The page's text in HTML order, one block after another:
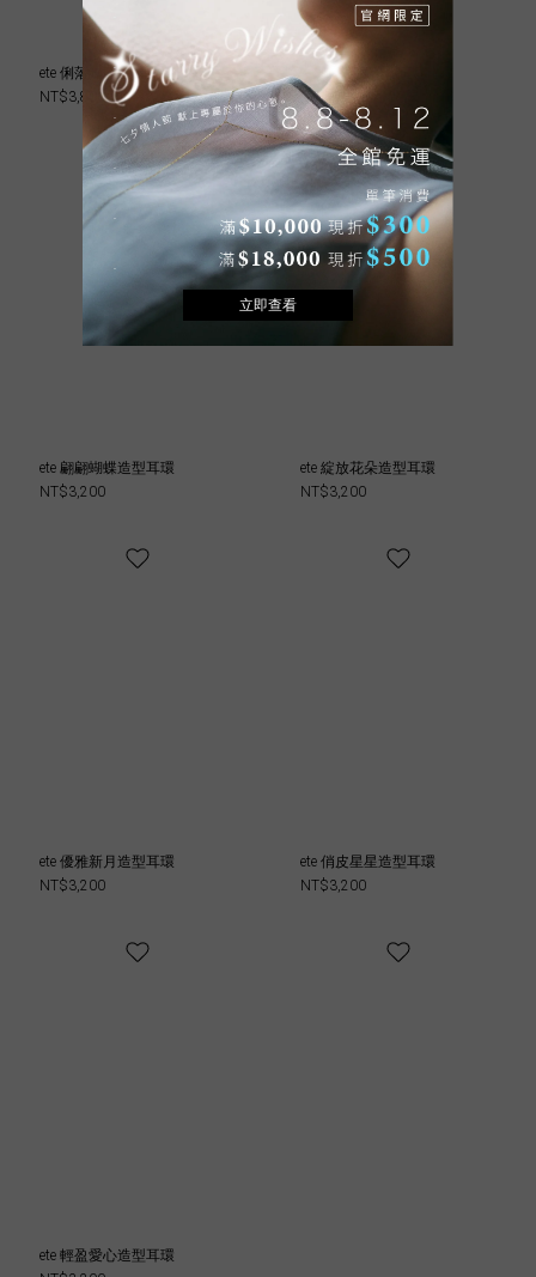
ete 俐落線條造型鑽飾耳環
NT$3,800
ete 簡約V字造型耳環
NT$3,200
ete 翩翩蝴蝶造型耳環
NT$3,200
ete 綻放花朵造型耳環
NT$3,200
ete 優雅新月造型耳環
NT$3,200
ete 俏皮星星造型耳環
NT$3,200
ete 輕盈愛心造型耳環